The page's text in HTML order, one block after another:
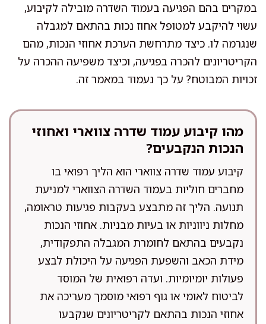
במקרים בהם הפגיעה בעמוד השדרה מובילה לקיבוע,
עשוי להיקבע למטופל אחוז נכות בהתאם למגבלה
שנגרמה לו. כיצד מתרחשת הערכת אחוזי הנכות, מהם
הקריטריונים להכרה בפגיעה, וכיצד משפיעה ההכרה על
זכויות המבוטח? על כך נעמוד במאמר זה.
מהו קיבוע עמוד שדרה צווארי ואחוזי
הנכות הנקבעים?
קיבוע עמוד שדרה צווארי הוא הליך רפואי בו
מחברים חוליות בעמוד השדרה הצווארי למניעת
תנועה. הליך זה מתבצע בעקבות פגיעות טראומה,
מחלות ניווניות או בעיות מבניות. אחוזי הנכות
נקבעים בהתאם לחומרת המגבלה התפקודית,
מידת הכאב והשפעת הפגיעה על היכולת לבצע
פעולות יומיומיות. ועדה רפואית של המוסד
לביטוח לאומי או גוף רפואי מוסמך מעריכה את
אחוזי הנכות בהתאם לקריטריונים שנקבעו